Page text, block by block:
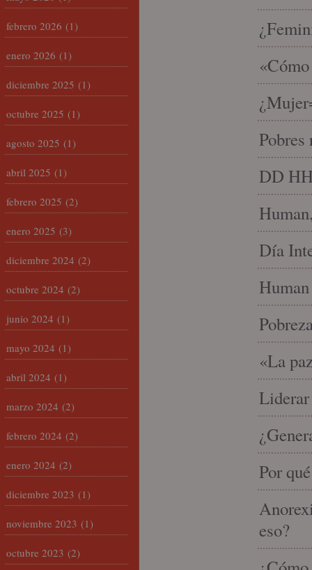
DD
Día
«La
Liderar
Por
eso?
febrero 2026 (1)
enero 2026 (1)
diciembre 2025 (1)
octubre 2025 (1)
agosto 2025 (1)
abril 2025 (1)
febrero 2025 (2)
enero 2025 (3)
diciembre 2024 (2)
octubre 2024 (2)
junio 2024 (1)
mayo 2024 (1)
abril 2024 (1)
marzo 2024 (2)
febrero 2024 (2)
enero 2024 (2)
diciembre 2023 (1)
noviembre 2023 (1)
octubre 2023 (2)